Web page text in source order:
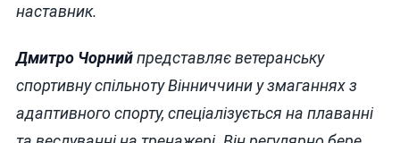
наставник.
Дмитро Чорнийпредставляє ветеранську
спортивну спільноту Вінниччини у змаганнях з
адаптивного спорту, спеціалізується на плаванні